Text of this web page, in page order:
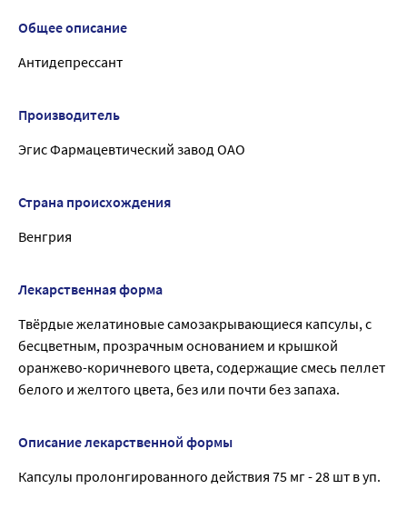
Общее описание
Антидепрессант
Производитель
Эгис Фармацевтический завод ОАО
Страна происхождения
Венгрия
Лекарственная форма
Твёрдые желатиновые самозакрывающиеся капсулы, с
бесцветным, прозрачным основанием и крышкой
оранжево-коричневого цвета, содержащие смесь пеллет
белого и желтого цвета, без или почти без запаха.
Описание лекарственной формы
Капсулы пролонгированного действия 75 мг - 28 шт в уп.